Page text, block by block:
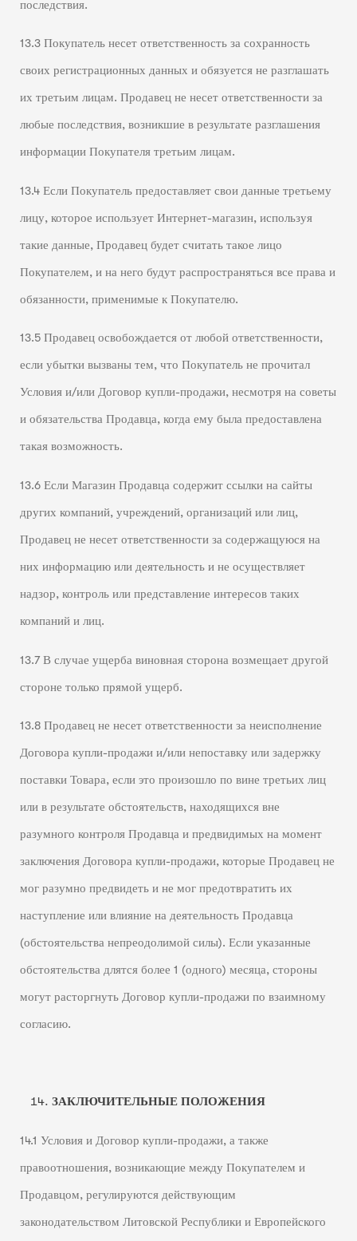
последствия.
13.3 Покупатель несет ответственность за сохранность
своих регистрационных данных и обязуется не разглашать
их третьим лицам. Продавец не несет ответственности за
любые последствия, возникшие в результате разглашения
информации Покупателя третьим лицам.
13.4 Если Покупатель предоставляет свои данные третьему
лицу, которое использует Интернет-магазин, используя
такие данные, Продавец будет считать такое лицо
Покупателем, и на него будут распространяться все права и
обязанности, применимые к Покупателю.
13.5 Продавец освобождается от любой ответственности,
если убытки вызваны тем, что Покупатель не прочитал
Условия и/или Договор купли-продажи, несмотря на советы
и обязательства Продавца, когда ему была предоставлена
такая возможность.
13.6 Если Магазин Продавца содержит ссылки на сайты
других компаний, учреждений, организаций или лиц,
Продавец не несет ответственности за содержащуюся на
них информацию или деятельность и не осуществляет
надзор, контроль или представление интересов таких
компаний и лиц.
13.7 В случае ущерба виновная сторона возмещает другой
стороне только прямой ущерб.
13.8 Продавец не несет ответственности за неисполнение
Договора купли-продажи и/или непоставку или задержку
поставки Товара, если это произошло по вине третьих лиц
или в результате обстоятельств, находящихся вне
разумного контроля Продавца и предвидимых на момент
заключения Договора купли-продажи, которые Продавец не
мог разумно предвидеть и не мог предотвратить их
наступление или влияние на деятельность Продавца
(обстоятельства непреодолимой силы). Если указанные
обстоятельства длятся более 1 (одного) месяца, стороны
могут расторгнуть Договор купли-продажи по взаимному
согласию.
ЗАКЛЮЧИТЕЛЬНЫЕ ПОЛОЖЕНИЯ
14.1 Условия и Договор купли-продажи, а также
правоотношения, возникающие между Покупателем и
Продавцом, регулируются действующим
законодательством Литовской Республики и Европейского